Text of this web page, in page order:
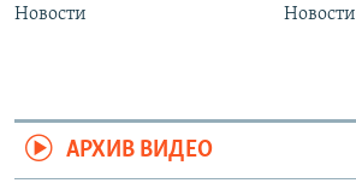
Новости Новости
АРХИВ ВИДЕО